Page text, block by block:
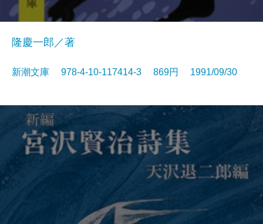
隆慶一郎／著
新潮文庫 978-4-10-117414-3 869円 1991/09/30